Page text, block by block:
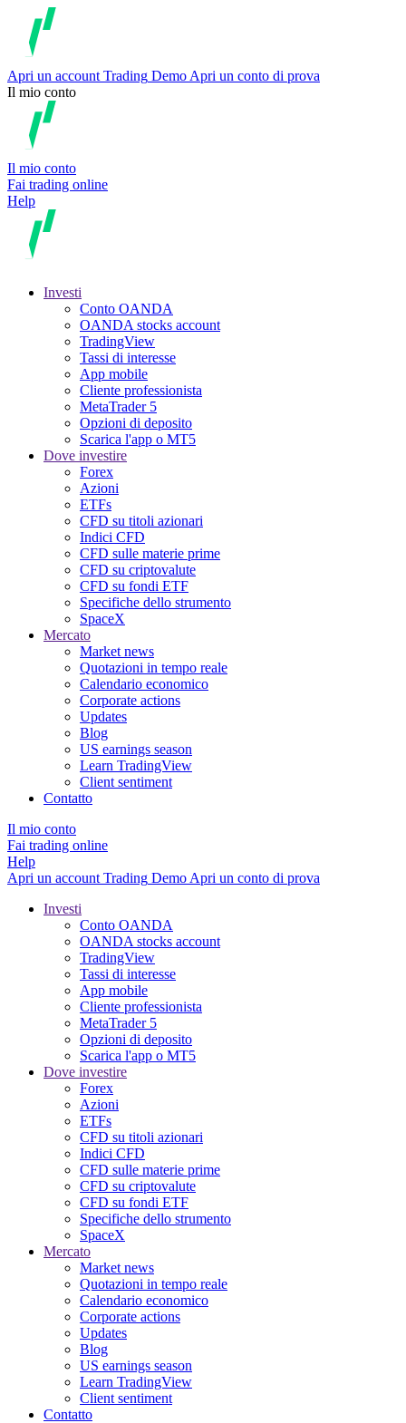
Apri un account Trading Demo Apri un conto di prova
Il mio conto
Il mio conto
Fai trading online
Help
Investi
Conto OANDA
OANDA stocks account
TradingView
Tassi di interesse
App mobile
Cliente professionista
MetaTrader 5
Opzioni di deposito
Scarica l'app o MT5
Dove investire
Forex
Azioni
ETFs
CFD su titoli azionari
Indici CFD
CFD sulle materie prime
CFD su criptovalute
CFD su fondi ETF
Specifiche dello strumento
SpaceX
Mercato
Market news
Quotazioni in tempo reale
Calendario economico
Corporate actions
Updates
Blog
US earnings season
Learn TradingView
Client sentiment
Contatto
Il mio conto
Fai trading online
Help
Apri un account Trading Demo Apri un conto di prova
Investi
Conto OANDA
OANDA stocks account
TradingView
Tassi di interesse
App mobile
Cliente professionista
MetaTrader 5
Opzioni di deposito
Scarica l'app o MT5
Dove investire
Forex
Azioni
ETFs
CFD su titoli azionari
Indici CFD
CFD sulle materie prime
CFD su criptovalute
CFD su fondi ETF
Specifiche dello strumento
SpaceX
Mercato
Market news
Quotazioni in tempo reale
Calendario economico
Corporate actions
Updates
Blog
US earnings season
Learn TradingView
Client sentiment
Contatto